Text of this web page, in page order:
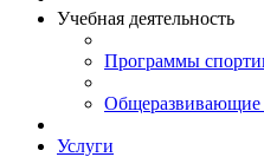
Учебная деятельность
Программы
Услуги